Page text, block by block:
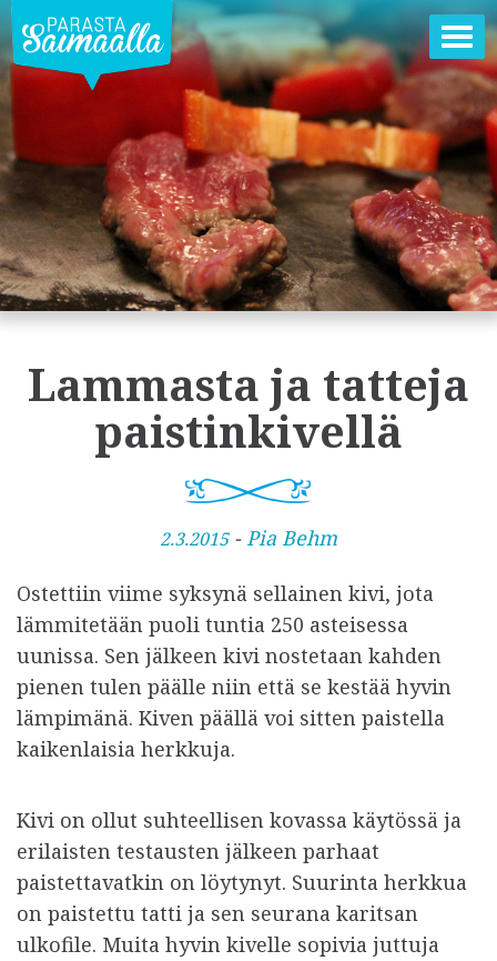
Lammasta ja tatteja
paistinkivellä
J
l
k
a
i
s
t
2.3.2015-Pia Behm
Ostettiin viime syksynä sellainen kivi, jota
lämmitetään puoli tuntia 250 asteisessa
uunissa. Sen jälkeen kivi nostetaan kahden
pienen tulen päälle niin että se kestää hyvin
lämpimänä. Kiven päällä voi sitten paistella
kaikenlaisia herkkuja.
Kivi on ollut suhteellisen kovassa käytössä ja
erilaisten testausten jälkeen parhaat
paistettavatkin on löytynyt. Suurinta herkkua
on paistettu tatti ja sen seurana karitsan
ulkofile. Muita hyvin kivelle sopivia juttuja